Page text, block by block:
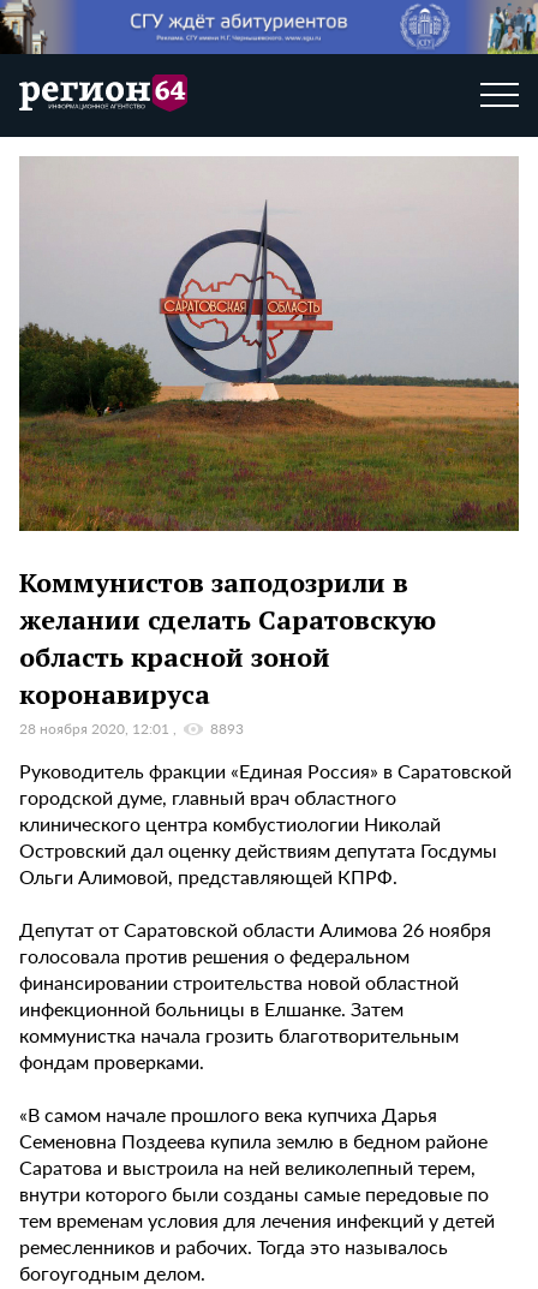
Коммунистов заподозрили в
желании сделать Саратовскую
область красной зоной
коронавируса
28 ноября 2020, 12:01 8893
Руководитель фракции «Единая Россия» в Саратовской
городской думе, главный врач областного
клинического центра комбустиологии Николай
Островский дал оценку действиям депутата Госдумы
Ольги Алимовой, представляющей КПРФ.
Депутат от Саратовской области Алимова 26 ноября
голосовала против решения о федеральном
финансировании строительства новой областной
инфекционной больницы в Елшанке. Затем
коммунистка начала грозить благотворительным
фондам проверками.
«В самом начале прошлого века купчиха Дарья
Семеновна Поздеева купила землю в бедном районе
Саратова и выстроила на ней великолепный терем,
внутри которого были созданы самые передовые по
тем временам условия для лечения инфекций у детей
ремесленников и рабочих. Тогда это называлось
богоугодным делом.